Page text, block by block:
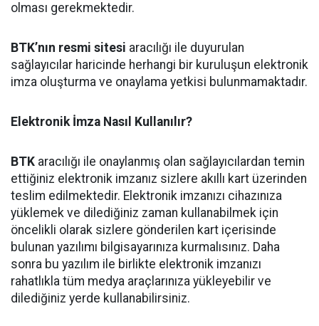
olması gerekmektedir.
BTK’nın resmi sitesi aracılığı ile duyurulan
sağlayıcılar haricinde herhangi bir kuruluşun elektronik
imza oluşturma ve onaylama yetkisi bulunmamaktadır.
Elektronik İmza Nasıl Kullanılır?
BTK aracılığı ile onaylanmış olan sağlayıcılardan temin
ettiğiniz elektronik imzanız sizlere akıllı kart üzerinden
teslim edilmektedir. Elektronik imzanızı cihazınıza
yüklemek ve dilediğiniz zaman kullanabilmek için
öncelikli olarak sizlere gönderilen kart içerisinde
bulunan yazılımı bilgisayarınıza kurmalısınız. Daha
sonra bu yazılım ile birlikte elektronik imzanızı
rahatlıkla tüm medya araçlarınıza yükleyebilir ve
dilediğiniz yerde kullanabilirsiniz.